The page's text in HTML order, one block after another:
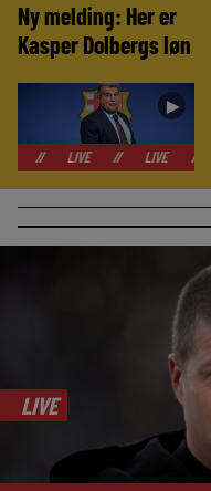
Ny melding: Her er
Kasper Dolbergs løn
►
LIVE LIVE
LIVE